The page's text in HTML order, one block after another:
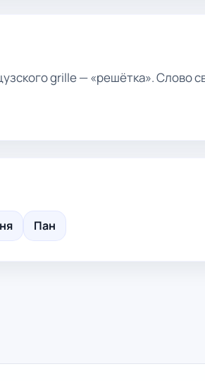
grille — «решётка». Слово
Пан